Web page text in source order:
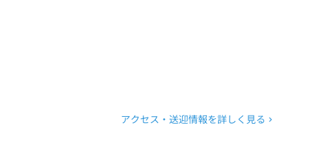
アクセス・送迎情報を詳しく見る